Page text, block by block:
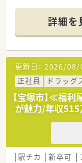
■給与水準
ご経験に
い病院とな
■通勤便利
阪急・JR
また車通
＼ 病院
■阪急伊丹
養型です♪
■昭和27
■地域包
院です。
■外来患者
詳細を
更新日： 2026/08/
正社員
ドラッグ
【宝塚市】≪福
が魅力/年収515
駅チカ 新卒可